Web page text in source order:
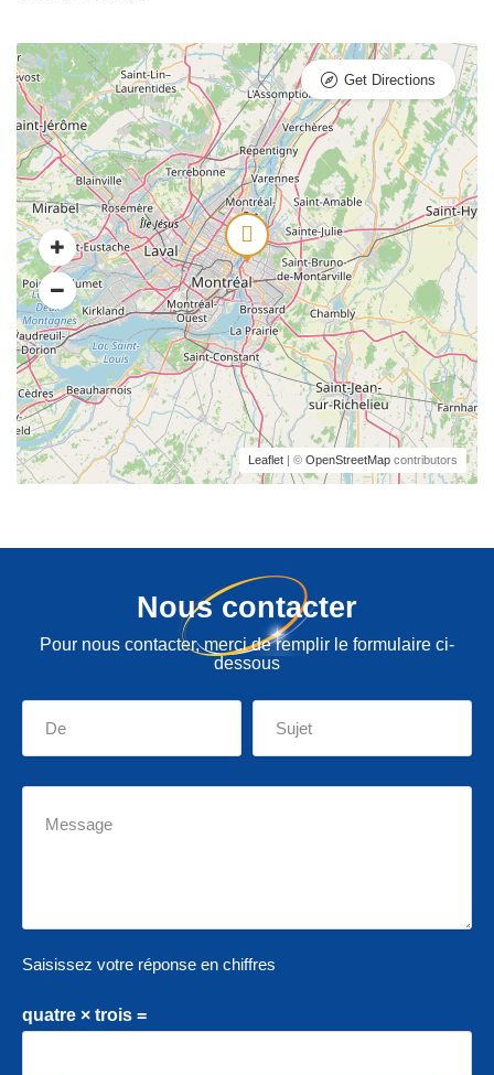
Leaflet | © OpenStreetMap contributors
Get Directions
Nous contacter
Pour nous contacter, merci de remplir le formulaire ci-
dessous
Saisissez votre réponse en chiffres
quatre × trois =